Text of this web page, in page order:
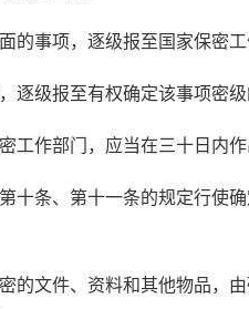
的事项，逐级报至国家保密
逐级报至有权确定该事项密级
工作部门，应当在三十日内作
条、第十一条的规定行使
文件、资料和其他物品，